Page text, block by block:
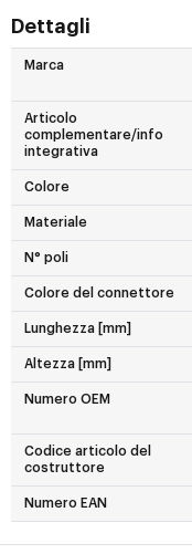
Dettagli
Marca
Articolo
complementare/info
integrativa
Colore
Materiale
N° poli
Colore del connettore
Lunghezza [mm]
Altezza [mm]
Numero OEM
Codice articolo del
costruttore
Numero EAN